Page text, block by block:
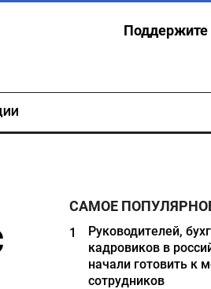
Поддержите
САМОЕ
1
Руководителей,
кадровиков в
начали готовить к
сотрудников